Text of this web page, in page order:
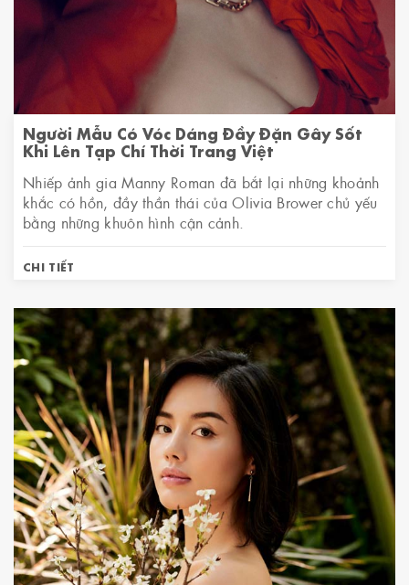
Người Mẫu Có Vóc Dáng Đầy Đặn Gây Sốt
Khi Lên Tạp Chí Thời Trang Việt
Nhiếp ảnh gia Manny Roman đã bắt lại những khoảnh
khắc có hồn, đầy thần thái của Olivia Brower chủ yếu
bằng những khuôn hình cận cảnh.
CHI TIẾT